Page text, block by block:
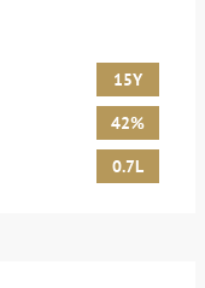
15Y
42%
0.7L